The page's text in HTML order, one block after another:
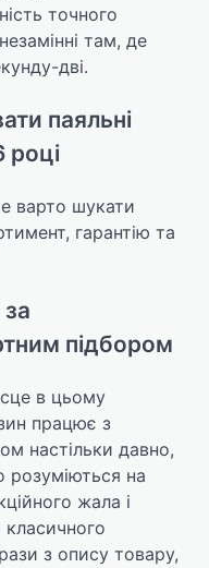
точного
там, де
дві.
паяльні
році
варто шукати
гарантію та
підбором
в цьому
працює з
настільки давно,
розуміються на
жала і
класичного
з опису товару,